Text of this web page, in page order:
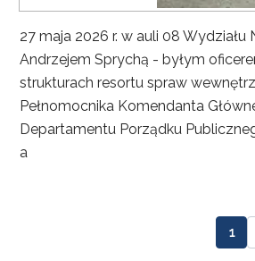
27 maja 2026 r. w auli 08
Andrzejem Sprychą - byłym
strukturach resortu spraw
Pełnomocnika Komendanta
Departamentu Porządku
a
1